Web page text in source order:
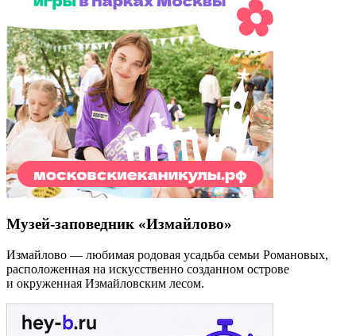
Музей-заповедник «Измайлово»
Измайлово — любимая родовая усадьба семьи Романовых,
расположенная на искусственно созданном острове
и окруженная Измайловским лесом.